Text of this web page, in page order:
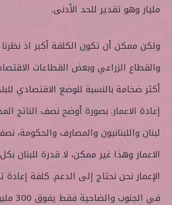
مليار وهو تقدير للحد الأدنى.
ولكن ممكن أن تكون الكلفة أكبر اذ نظرنا
والقطاع الزراعي وبعض القطاعات
أكثر ضخامة بالنسبة للوضع الاقتصادي
إعادة الاعمار. بصورة أوضح نصف الناتج
لبنان واللبنانيون والمصارف والحكومة،
الاعمار وهذا غير ممكن، لا قدرة للبنان
الإعمار نحن نحتاج إلى الدعم. كلفة
في